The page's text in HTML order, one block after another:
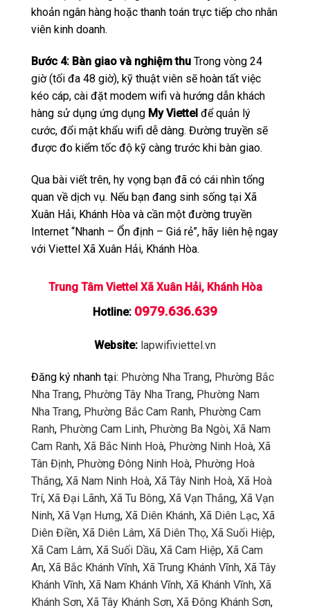
khoản ngân hàng hoặc thanh toán trực tiếp cho nhân
viên kinh doanh.
Bước 4: Bàn giao và nghiệm thu Trong vòng 24
giờ (tối đa 48 giờ), kỹ thuật viên sẽ hoàn tất việc
kéo cáp, cài đặt modem wifi và hướng dẫn khách
hàng sử dụng ứng dụng My Viettel để quản lý
cước, đổi mật khẩu wifi dễ dàng. Đường truyền sẽ
được đo kiểm tốc độ kỹ càng trước khi bàn giao.
Qua bài viết trên, hy vọng bạn đã có cái nhìn tổng
quan về dịch vụ. Nếu bạn đang sinh sống tại Xã
Xuân Hải, Khánh Hòa và cần một đường truyền
Internet “Nhanh – Ổn định – Giá rẻ”, hãy liên hệ ngay
với Viettel Xã Xuân Hải, Khánh Hòa.
Trung Tâm Viettel Xã Xuân Hải, Khánh Hòa
Hotline: 0979.636.639
Website: lapwifiviettel.vn
Đăng ký nhanh tại: Phường Nha Trang, Phường Bắc
Nha Trang, Phường Tây Nha Trang, Phường Nam
Nha Trang, Phường Bắc Cam Ranh, Phường Cam
Ranh, Phường Cam Linh, Phường Ba Ngòi, Xã Nam
Cam Ranh, Xã Bắc Ninh Hoà, Phường Ninh Hoà, Xã
Tân Định, Phường Đông Ninh Hoà, Phường Hoà
Thắng, Xã Nam Ninh Hoà, Xã Tây Ninh Hoà, Xã Hoà
Trí, Xã Đại Lãnh, Xã Tu Bông, Xã Vạn Thắng, Xã Vạn
Ninh, Xã Vạn Hưng, Xã Diên Khánh, Xã Diên Lạc, Xã
Diên Điền, Xã Diên Lâm, Xã Diên Thọ, Xã Suối Hiệp,
Xã Cam Lâm, Xã Suối Dầu, Xã Cam Hiệp, Xã Cam
An, Xã Bắc Khánh Vĩnh, Xã Trung Khánh Vĩnh, Xã Tây
Khánh Vĩnh, Xã Nam Khánh Vĩnh, Xã Khánh Vĩnh, Xã
Khánh Sơn, Xã Tây Khánh Sơn, Xã Đông Khánh Sơn,